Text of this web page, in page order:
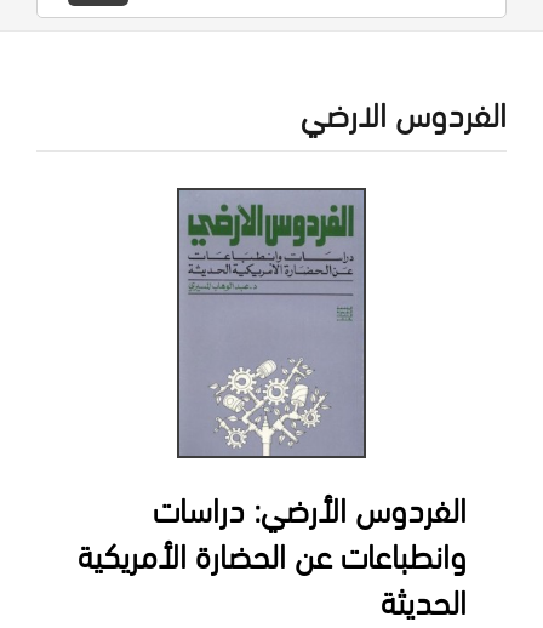
الفردوس الارضي
الفردوس الأرضي: دراسات
وانطباعات عن الحضارة الأمريكية
الحديثة